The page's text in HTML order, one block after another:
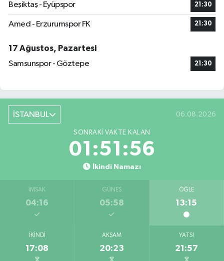
Beşiktaş - Eyüpspor 21:30
Amed - Erzurumspor FK 21:30
17 Ağustos, Pazartesi
Samsunspor - Göztepe
21:30
İSTANBUL 06.08.2026
SONRAKI VAKTE KALAN
01:51:55
İkindi Namazı
İMSAK
04:16
GÜNEŞ
05:58
ÖĞLE
13:15
İKINDI
17:08
AKŞAM
20:23
YATSI
21:57